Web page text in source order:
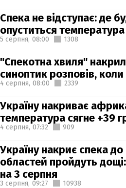
Спека не відступає: де
опуститься
5 серпня, 08:00 1308
"Спекотна хвиля"
синоптик розповів,
4 серпня, 08:00 2339
Україну накриває
температура сягне +39
4 серпня, 07:32 909
Україну накриє спека до
областей пройдуть
на 3 серпня
3 серпня, 09:27 10938